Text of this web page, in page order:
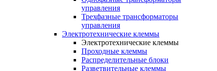
управления
Трехфазные трансформаторы
управления
Электротехнические клеммы
Электротехнические клеммы
Проходные клеммы
Распределительные блоки
Разветвительные клеммы